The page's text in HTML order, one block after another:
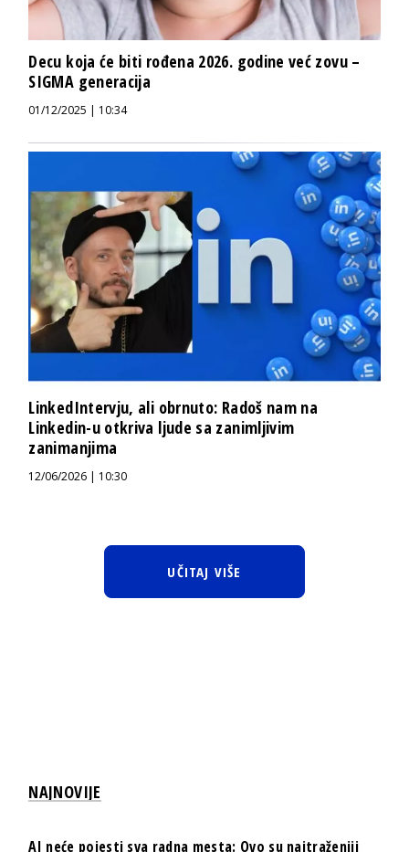
Decu koja će biti rođena 2026. godine već zovu –
SIGMA generacija
01/12/2025 | 10:34
LinkedIntervju, ali obrnuto: Radoš nam na
Linkedin-u otkriva ljude sa zanimljivim
zanimanjima
12/06/2026 | 10:30
UČITAJ VIŠE
NAJNOVIJE
AI neće pojesti sva radna mesta: Ovo su najtraženiji